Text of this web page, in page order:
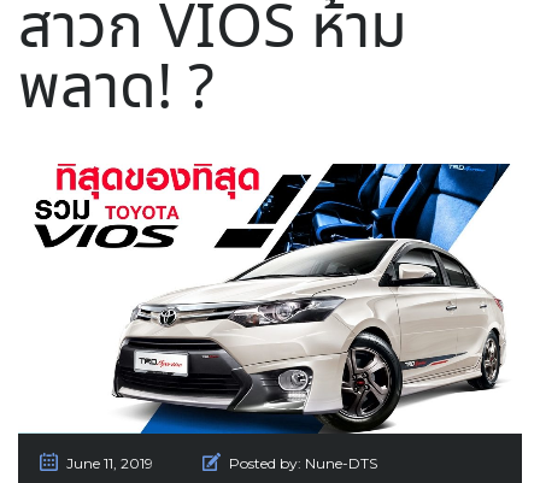
สาวก VIOS ห้าม
พลาด! ?
June 11, 2019 Posted by: Nune-DTS